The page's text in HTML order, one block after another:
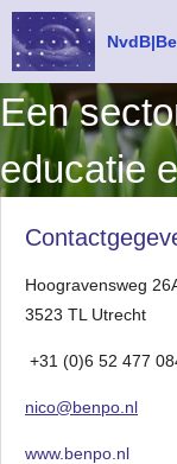
Ga
direct
naar
de
hoofdinhoud
Een
educatie
Hoogravensweg
3523 TL Utrecht
+31 (0)6 52 477
nico@benpo.nl
www.benpo.nl